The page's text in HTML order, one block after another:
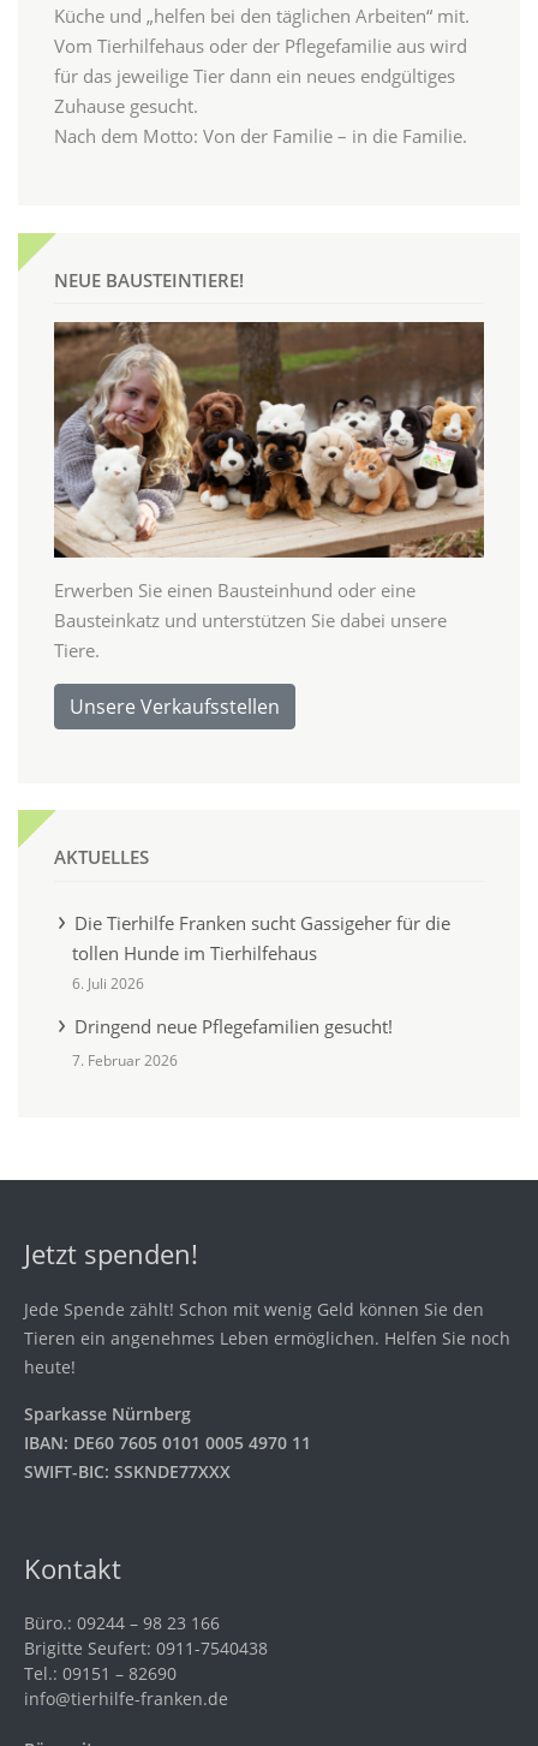
Küche und „helfen bei den täglichen Arbeiten“ mit.
Vom Tierhilfehaus oder der Pflegefamilie aus wird
für das jeweilige Tier dann ein neues endgültiges
Zuhause gesucht.
Nach dem Motto: Von der Familie – in die Familie.
NEUE BAUSTEINTIERE!
Erwerben Sie einen Bausteinhund oder eine
Bausteinkatz und unterstützen Sie dabei unsere
Tiere.
Unsere Verkaufsstellen
AKTUELLES
Die Tierhilfe Franken sucht Gassigeher für die
tollen Hunde im Tierhilfehaus
6. Juli 2026
Dringend neue Pflegefamilien gesucht!
7. Februar 2026
Jetzt spenden!
Jede Spende zählt! Schon mit wenig Geld können Sie den
Tieren ein angenehmes Leben ermöglichen. Helfen Sie noch
heute!
Sparkasse Nürnberg
IBAN: DE60 7605 0101 0005 4970 11
SWIFT-BIC: SSKNDE77XXX
Kontakt
Büro.: 09244 – 98 23 166
Brigitte Seufert: 0911-7540438
Tel.: 09151 – 82690
info@tierhilfe-franken.de